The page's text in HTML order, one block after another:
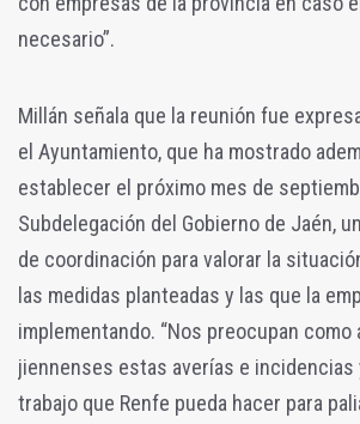
necesario”.
Millán señala que la reunión fue
el Ayuntamiento, que ha mostrado
establecer el próximo mes de
Subdelegación del Gobierno de Jaén,
de coordinación para valorar la
las medidas planteadas y las que la
implementando. “Nos preocupan como
jiennenses estas averías e incidencias
trabajo que Renfe pueda hacer para